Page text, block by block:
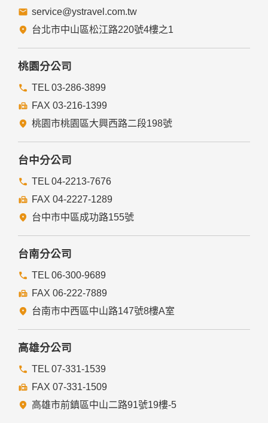
service@ystravel.com.tw
台北市中山區松江路220號4樓之1
桃園分公司
TEL 03-286-3899
FAX 03-216-1399
桃園市桃園區大興西路二段198號
台中分公司
TEL 04-2213-7676
FAX 04-2227-1289
台中市中區成功路155號
台南分公司
TEL 06-300-9689
FAX 06-222-7889
台南市中西區中山路147號8樓A室
高雄分公司
TEL 07-331-1539
FAX 07-331-1509
高雄市前鎮區中山二路91號19樓-5